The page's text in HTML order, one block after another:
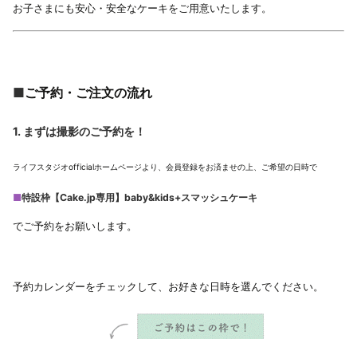
お子さまにも安心・安全なケーキをご用意いたします。
■ご予約・ご注文の流れ
1. まずは撮影のご予約を！
ライフスタジオofficialホームページより、会員登録をお済ませの上、ご希望の日時で
■特設枠【Cake.jp専用】baby&kids+スマッシュケーキ
でご予約をお願いします。
予約カレンダーをチェックして、お好きな日時を選んでください。